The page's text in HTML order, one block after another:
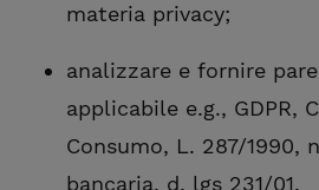
materia privacy;
analizzare e fornire
applicabile e.g., GDPR,
Consumo, L. 287/1990,
bancaria, d. lgs 231/01.